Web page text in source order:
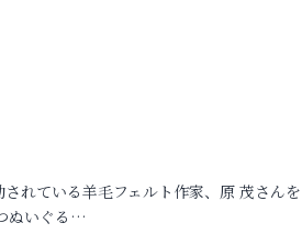
れている羊毛フェルト作家、原 茂さん
ぬいぐる…